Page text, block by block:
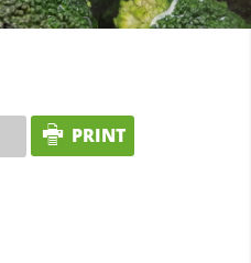
PRINT